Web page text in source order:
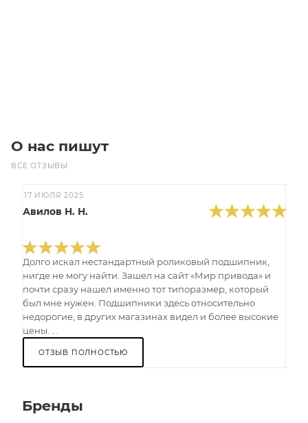
О нас пишут
ВСЕ ОТЗЫВЫ
17 ИЮЛЯ 2025
Авилов Н. Н.
Долго искал нестандартный роликовый подшипник,
нигде не могу найти. Зашел на сайт «Мир привода» и
почти сразу нашел именно тот типоразмер, который
был мне нужен. Подшипники здесь относительно
недорогие, в других магазинах видел и более высокие
цены. ...
ОТЗЫВ ПОЛНОСТЬЮ
Бренды